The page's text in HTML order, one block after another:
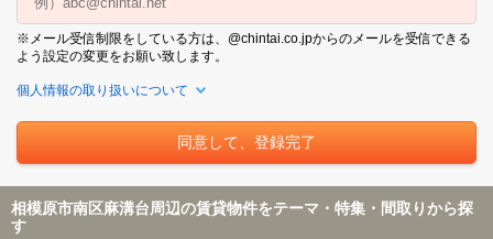
※メール受信制限をしている方は、@chintai.co.jpからのメールを受信できる
よう設定の変更をお願い致します。
個人情報の取り扱いについて
相模原市南区麻溝台周辺の賃貸物件をテーマ・特集・間取りから探
す